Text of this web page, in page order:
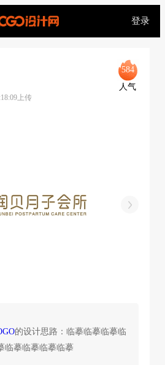
登录
上传
584
人气
的设计思路：临摹临摹临摹临
临摹临摹临摹临摹